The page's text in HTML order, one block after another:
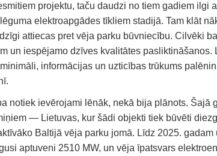
projektu, taču daudzi no tiem gadiem ilgi
elektroapgādes tīkliem stadijā. Tam klāt
attiecas pret vēja parku būvniecību. Cilvēki
un iespējamo dzīves kvalitātes pasliktināšanos.
informācijas un uzticības trūkums
notiek ievērojami lēnāk, nekā bija plānots. Šajā
— Lietuvas, kur šādi objekti tiek būvēti
Baltijā vēja parku jomā. Līdz 2025. gadam
aptuveni 2510 MW, un vēja īpatsvars